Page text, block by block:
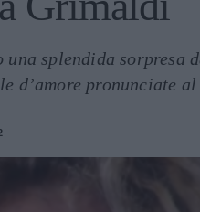
splendida sorpresa
d’amore pronunciate al